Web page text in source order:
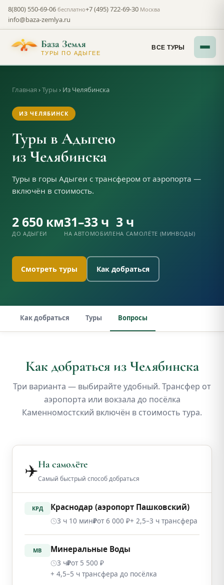
8(800) 550-69-06 бесплатно+7 (495) 722-69-30 Москва
info@baza-zemlya.ru
База Земля
ТУРЫ ПО АДЫГЕЕ
ВСЕ ТУРЫ
Главная ›Туры › Из Челябинска
ИЗ ЧЕЛЯБИНСК
Туры в Адыгею
из Челябинска
Туры в горы Адыгеи с трансфером от аэропорта —
включён в стоимость.
2 650 км
ДО АДЫГЕИ
31–33 ч
НА АВТОМОБИЛЕ
3 ч
НА САМОЛЁТЕ (МИНВОДЫ)
Смотреть туры Как добраться
Как добраться Туры Вопросы
Как добраться из Челябинска
Три варианта — выбирайте удобный. Трансфер от
аэропорта или вокзала до посёлка
Каменномостский включён в стоимость тура.
✈️На самолёте
Самый быстрый способ добраться
КРД Краснодар (аэропорт Пашковский)
3 ч 10 мин₽от 6 000 ₽+ 2,5–3 ч трансфера
МВ Минеральные Воды
3 ч₽от 5 500 ₽
+ 4,5–5 ч трансфера до посёлка